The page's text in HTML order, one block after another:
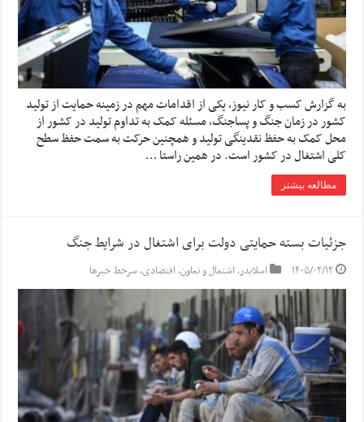
به گزارش کسب و کار نیوز، یکی از اقدامات مهم در زمینه حمایت از تولید
کشور در زمان جنگ و پساجنگ، مسئله کمک به تداوم تولید در کشور از
محل کمک به حفظ نقدینگی تولید و همچنین حرکت به سمت حفظ سطح
کلی اشتغال در کشور است. در همین راستا …
مطالعه بیشتر
جزئیات بسته حمایتی دولت برای اشتغال در شرایط جنگ
۱۴۰۵/۰۲/۱۲ اسلایدر,اشتغال و تعاون,اقتصادی,سرخط خبرها